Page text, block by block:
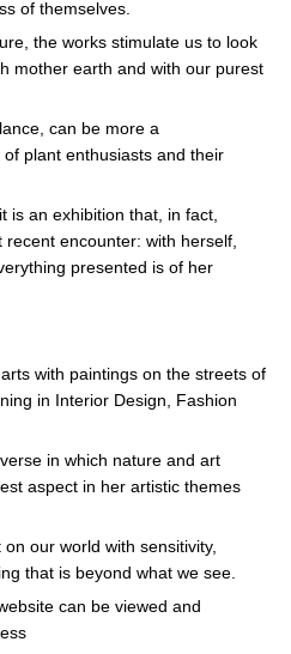
of themselves.
the works stimulate us to look
mother earth and with our purest
can be more a
plant enthusiasts and their
is an exhibition that, in fact,
encounter: with herself,
presented is of her
with paintings on the streets of
in Interior Design, Fashion
in which nature and art
aspect in her artistic themes
our world with sensitivity,
that is beyond what we see.
can be viewed and